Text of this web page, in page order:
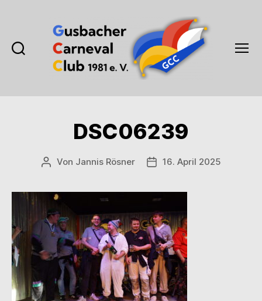
1981
e.V.
DSC06239
Beitragsautor
Von Jannis Rösner Veröffentlichungsdatum
16. April 2025